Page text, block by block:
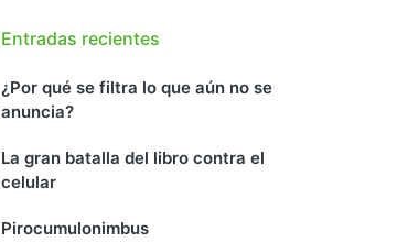
Entradas recientes
¿Por qué se filtra lo que aún no se
anuncia?
La gran batalla del libro contra el
celular
Pirocumulonimbus